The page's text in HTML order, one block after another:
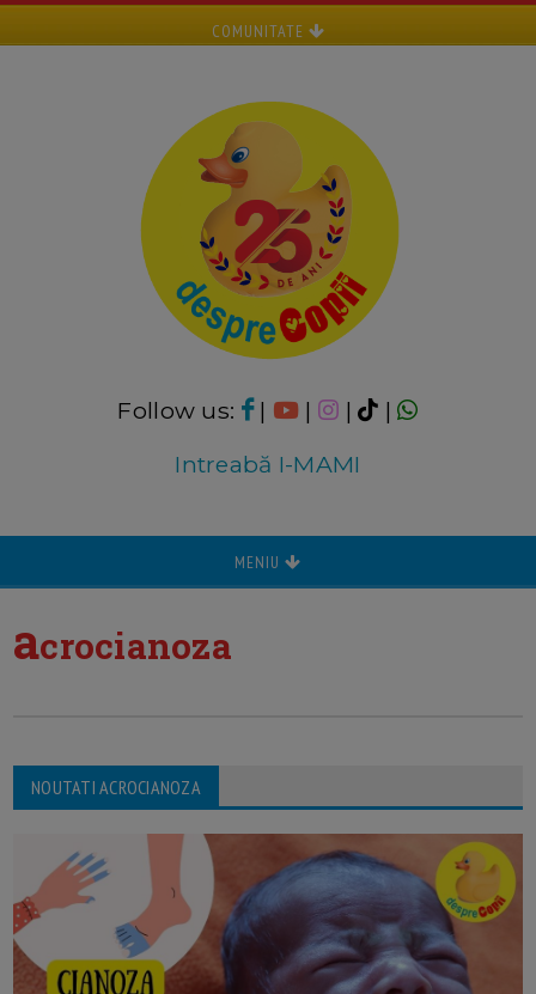
COMUNITATE
Follow us: | | |
|
Intreabă I-MAMI
MENIU
acrocianoza
NOUTATI ACROCIANOZA